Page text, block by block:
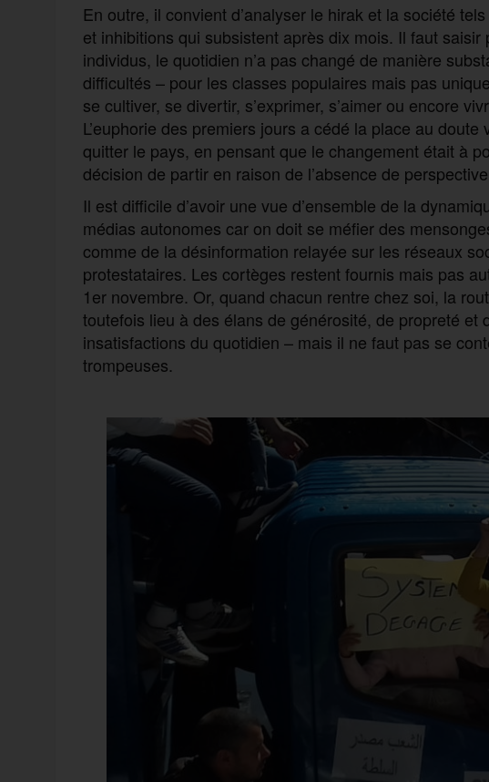
En outre, il convient d’analyser le hirak et la société
et inhibitions qui subsistent après dix mois. Il faut
individus, le quotidien n’a pas changé de manière
difficultés – pour les classes populaires mais pas
se cultiver, se divertir, s’exprimer, s’aimer ou encore
L’euphorie des premiers jours a cédé la place au
quitter le pays, en pensant que le changement était à
décision de partir en raison de l’absence de
Il est difficile d’avoir une vue d’ensemble de la
médias autonomes car on doit se méfier des
comme de la désinformation relayée sur les réseaux
protestataires. Les cortèges restent fournis mais pas
1er novembre. Or, quand chacun rentre chez soi, la
toutefois lieu à des élans de générosité, de propreté
insatisfactions du quotidien – mais il ne faut pas se
trompeuses.